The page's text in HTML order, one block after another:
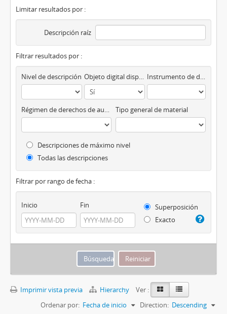
Limitar resultados por :
Descripción raíz
Filtrar resultados por :
Nivel de descripción Objeto digital disponibles Instrumento de descripción
Régimen de derechos de autor Tipo general de material
Descripciones de máximo nivel
Todas las descripciones
Filtrar por rango de fecha :
Inicio Fin
Superposición
Exacto
Imprimir vista previa Hierarchy
Ver :
Ordenar por: Fecha de inicio Direction: Descending